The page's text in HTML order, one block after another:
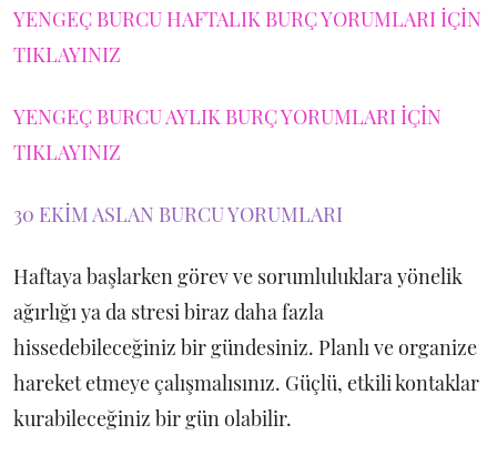
YENGEÇ BURCU HAFTALIK BURÇ YORUMLARI İÇİN
TIKLAYINIZ
YENGEÇ BURCU AYLIK BURÇ YORUMLARI İÇİN
TIKLAYINIZ
30 EKİM ASLAN BURCU YORUMLARI
Haftaya başlarken görev ve sorumluluklara yönelik
ağırlığı ya da stresi biraz daha fazla
hissedebileceğiniz bir gündesiniz. Planlı ve organize
hareket etmeye çalışmalısınız. Güçlü, etkili kontaklar
kurabileceğiniz bir gün olabilir.